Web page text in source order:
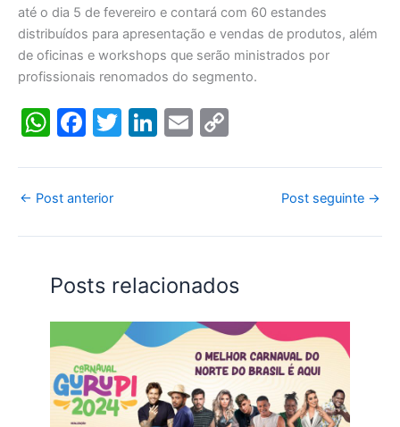
até o dia 5 de fevereiro e contará com 60 estandes
distribuídos para apresentação e vendas de produtos, além
de oficinas e workshops que serão ministrados por
profissionais renomados do segmento.
W
at
s
A
p
F
c
e
b
o
k
T
itt
Li
k
dI
E
ai p
Li
k
← Post anterior Post seguinte →
Posts relacionados